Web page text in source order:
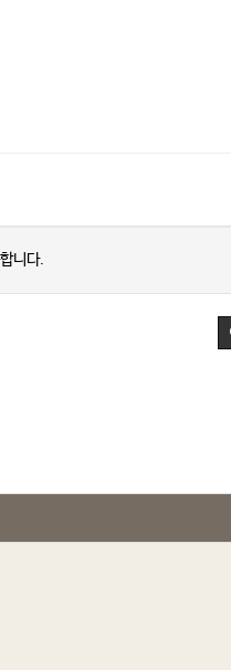
니다.